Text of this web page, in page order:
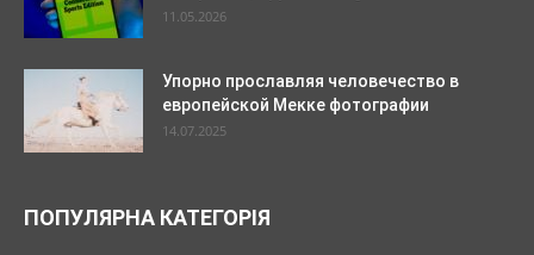
11.05.2026
Упорно прославляя человечество в
европейской Мекке фотографии
14.07.2025
ПОПУЛЯРНА КАТЕГОРІЯ